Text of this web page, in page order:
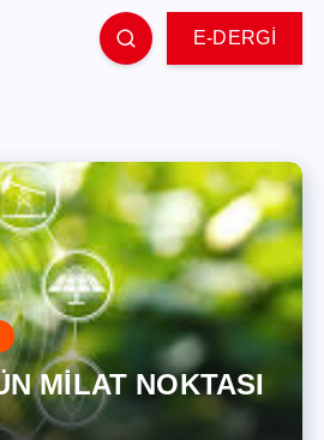
E-DERGİ
MİLAT NOKTASI